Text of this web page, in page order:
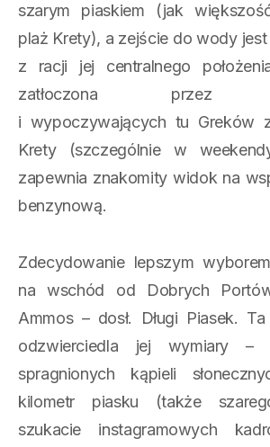
szarym piaskiem (jak
plaż Krety), a zejście do wody jest
z racji jej centralnego
zatłoczona przez
i wypoczywających tu Greków
Krety (szczególnie w
zapewnia znakomity widok na
benzynową.
Zdecydowanie lepszym
na wschód od Dobrych
Ammos – dosł. Długi Piasek.
odzwierciedla jej wymiary –
spragnionych kąpieli
kilometr piasku (także
szukacie instagramowych